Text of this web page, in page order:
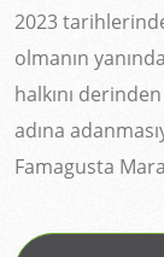
2023
olmanın
halkını
adına
Famagusta